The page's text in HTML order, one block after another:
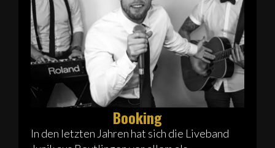
Booking
In den letzten Jahren hat sich die Liveband